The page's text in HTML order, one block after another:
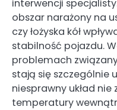
interwencji
obszar narażony na
czy łożyska kół
stabilność pojazdu.
problemach
stają się szczególnie
niesprawny układ
temperatury